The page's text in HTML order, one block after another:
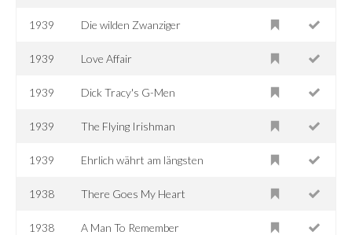
1939 Die wilden Zwanziger
1939 Love Affair
1939 Dick Tracy's G-Men
1939 The Flying Irishman
1939 Ehrlich währt am längsten
1938 There Goes My Heart
1938 A Man To Remember